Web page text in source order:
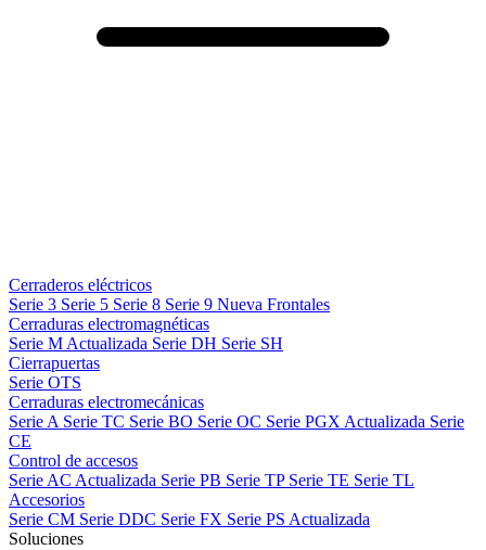
Cerraderos eléctricos
Serie 3 Serie 5 Serie 8 Serie 9 Nueva Frontales
Cerraduras electromagnéticas
Serie M Actualizada Serie DH Serie SH
Cierrapuertas
Serie OTS
Cerraduras electromecánicas
Serie A Serie TC Serie BO Serie OC Serie PGX Actualizada Serie
CE
Control de accesos
Serie AC Actualizada Serie PB Serie TP Serie TE Serie TL
Accesorios
Serie CM Serie DDC Serie FX Serie PS Actualizada
Soluciones